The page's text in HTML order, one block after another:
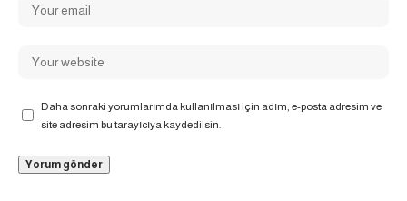
Daha sonraki yorumlarımda kullanılması için adım, e-posta adresim ve
site adresim bu tarayıcıya kaydedilsin.